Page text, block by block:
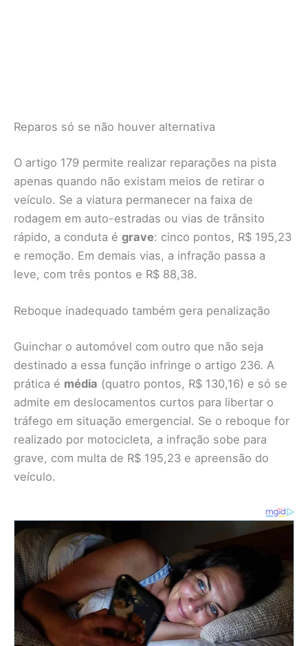
Reparos só se não houver alternativa
O artigo 179 permite realizar reparações na pista
apenas quando não existam meios de retirar o
veículo. Se a viatura permanecer na faixa de
rodagem em auto-estradas ou vias de trânsito
rápido, a conduta é grave: cinco pontos, R$ 195,23
e remoção. Em demais vias, a infração passa a
leve, com três pontos e R$ 88,38.
Reboque inadequado também gera penalização
Guinchar o automóvel com outro que não seja
destinado a essa função infringe o artigo 236. A
prática é média (quatro pontos, R$ 130,16) e só se
admite em deslocamentos curtos para libertar o
tráfego em situação emergencial. Se o reboque for
realizado por motocicleta, a infração sobe para
grave, com multa de R$ 195,23 e apreensão do
veículo.